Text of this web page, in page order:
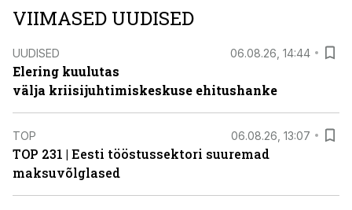
VIIMASED UUDISED
UUDISED 06.08.26, 14:44
Elering kuulutas
välja kriisijuhtimiskeskuse ehitushanke
TOP 06.08.26, 13:07
TOP 231 | Eesti tööstussektori suuremad
maksuvõlglased